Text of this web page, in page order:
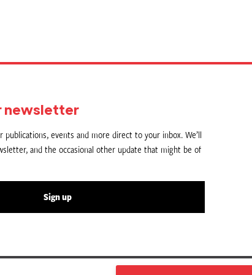
newsletter
publications, events and more direct to your inbox. We’ll
and the occasional other update that might be of
Sign up